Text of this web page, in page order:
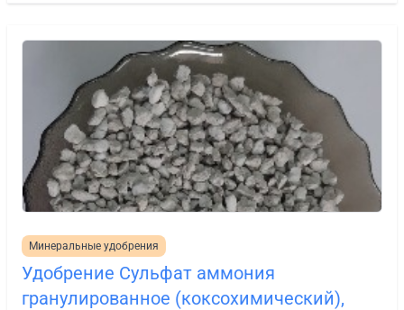
Минеральные удобрения
Удобрение Сульфат аммония
гранулированное (коксохимический),